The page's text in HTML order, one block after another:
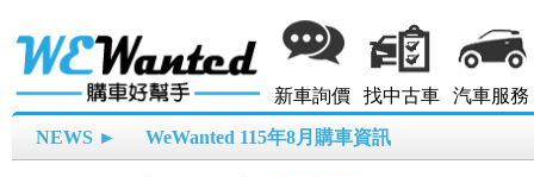
新車詢價 找中古車 汽車服務
NEWS ► WeWanted 115年8月購車資訊